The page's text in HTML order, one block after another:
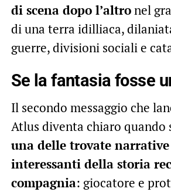
di scena dopo l’altronel
di una terra idilliaca,
guerre, divisioni sociali e
Se la fantasia fosse
Il secondo messaggio che
Atlus diventa chiaro quando
una delle trovate
interessanti della storia
compagnia: giocatore e